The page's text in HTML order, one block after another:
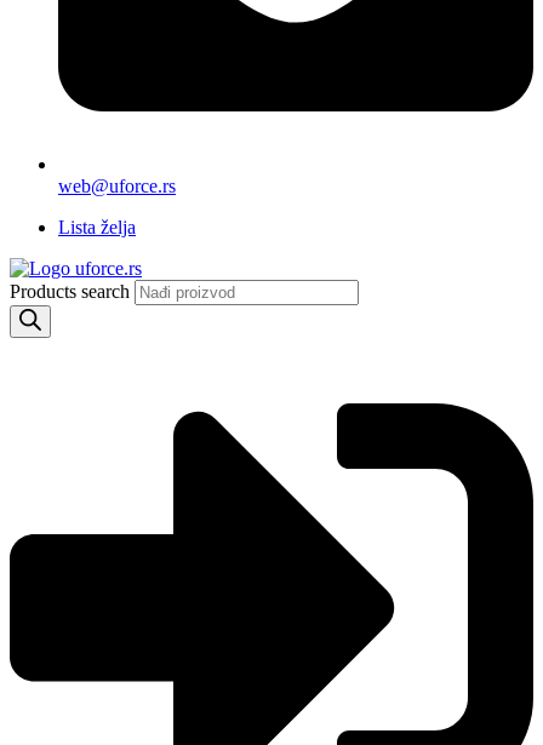
web@uforce.rs
Lista želja
Products search